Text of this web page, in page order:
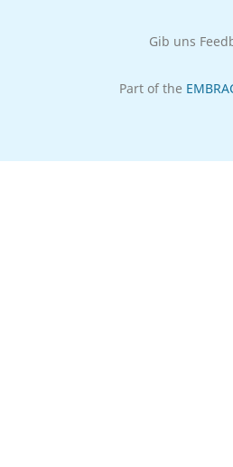
Gib uns
Part of the